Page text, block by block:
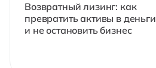
Возвратный лизинг: как
превратить активы в деньги
и не остановить бизнес